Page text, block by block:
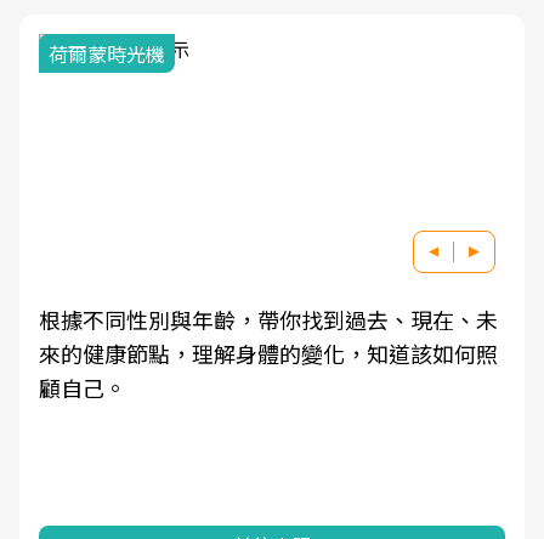
荷爾蒙時光機
根據不同性別與年齡，帶你找到過去、現在、未
來的健康節點，理解身體的變化，知道該如何照
顧自己。